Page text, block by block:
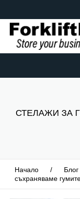
СТЕЛАЖИ ЗА
Начало / Блог
съхраняваме